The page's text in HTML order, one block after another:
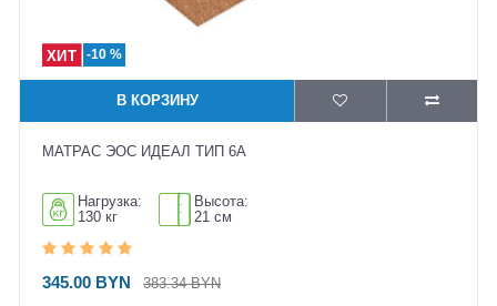
-10 %
В КОРЗИНУ
МАТРАС ЭОС ИДЕАЛ ТИП 6А
Нагрузка:
130 кг
Высота:
21 см
345.00 BYN 383.34 BYN